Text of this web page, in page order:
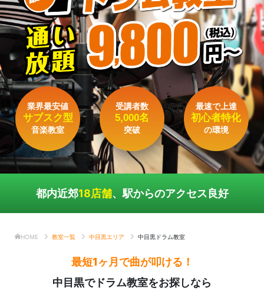
業界最安値
サブスク型
音楽教室
受講者数
5,000名
突破
最速で上達
初心者特化
の環境
都内近郊18店舗、駅からのアクセス良好
HOME 教室一覧 中目黒エリア 中目黒ドラム教室
最短1ヶ月で曲が叩ける！
中目黒でドラム教室をお探しなら